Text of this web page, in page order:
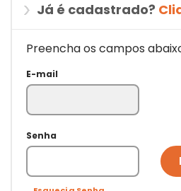
Já é cadastrado?
Preencha os campos
E-mail
Senha